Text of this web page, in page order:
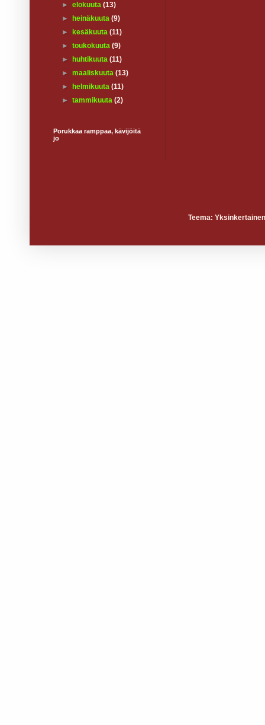
►elokuuta(13)
►
heinäkuuta(9)
►
kesäkuuta(11)
►toukokuuta(9)
►
huhtikuuta(11)
►maaliskuuta(13)
►
helmikuuta(11)
►tammikuuta(2)
Porukkaa ramppaa, kävijöitä
jo
Teema: